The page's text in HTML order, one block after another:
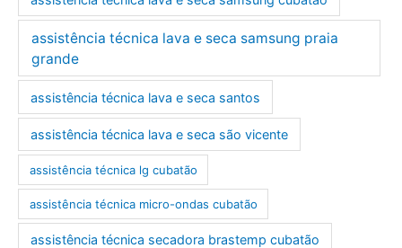
assistência técnica lava e seca samsung praia
grande
assistência técnica lava e seca santos
assistência técnica lava e seca são vicente
assistência técnica lg cubatão
assistência técnica micro-ondas cubatão
assistência técnica secadora brastemp cubatão